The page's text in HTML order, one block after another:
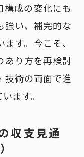
構成の変化にも
強い、補完的な
す。今こそ、
あり方を再検討
技術の両面で進
ます。
収支見通